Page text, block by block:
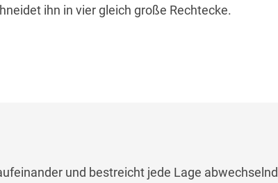
ihn in vier gleich große Rechtecke.
und bestreicht jede Lage